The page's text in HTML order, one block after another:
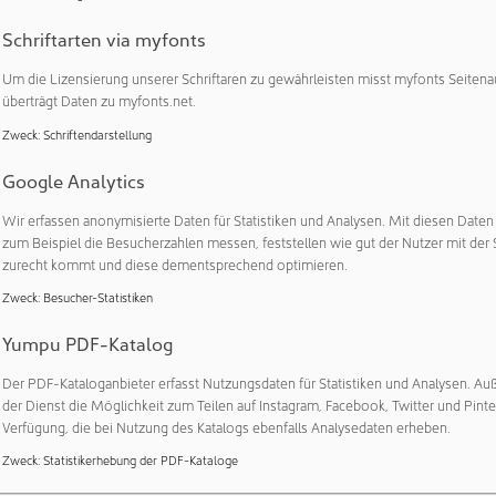
Wachstum des Unternehmens stößt die bisherige
„Die neue Reinstwasseranlage ist ein zentraler
Sie gewährleistet einen unterbrechungsfreien Spülbetrieb,
schafft gleichzeitig Redundanz zur Absicherung der
Prozesstechnologie bei AP&S.
gesamten Reinstwasseraufbereitung:
Stuttgart
SEMI F63-0701
6 m³/h
h
22 m³ Reinstwasser
sichert sich AP&S nicht nur eine stabile Versorgung mit
sondern stärkt auch seine Position als
der Halbleiterbranche.
Schriftarten via myfonts
Um die Lizensierung unserer Schriftaren zu gewährleisten misst myfonts
überträgt Daten zu myfonts.net.
Zweck: Schriftendarstellung
Google Analytics
Wir erfassen anonymisierte Daten für Statistiken und Analysen. Mit diesen
zum Beispiel die Besucherzahlen messen, feststellen wie gut der Nutzer mit der
zurecht kommt und diese dementsprechend optimieren.
Zweck: Besucher-Statistiken
Yumpu PDF-Katalog
Der PDF-Kataloganbieter erfasst Nutzungsdaten für Statistiken und Analysen.
der Dienst die Möglichkeit zum Teilen auf Instagram, Facebook, Twitter und
Verfügung, die bei Nutzung des Katalogs ebenfalls Analysedaten erheben.
Zweck: Statistikerhebung der PDF-Kataloge